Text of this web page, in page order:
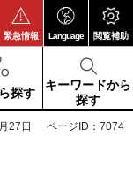
緊急情報 Language 閲覧補助
探す
キーワードから
探す
27日 ページID：7074